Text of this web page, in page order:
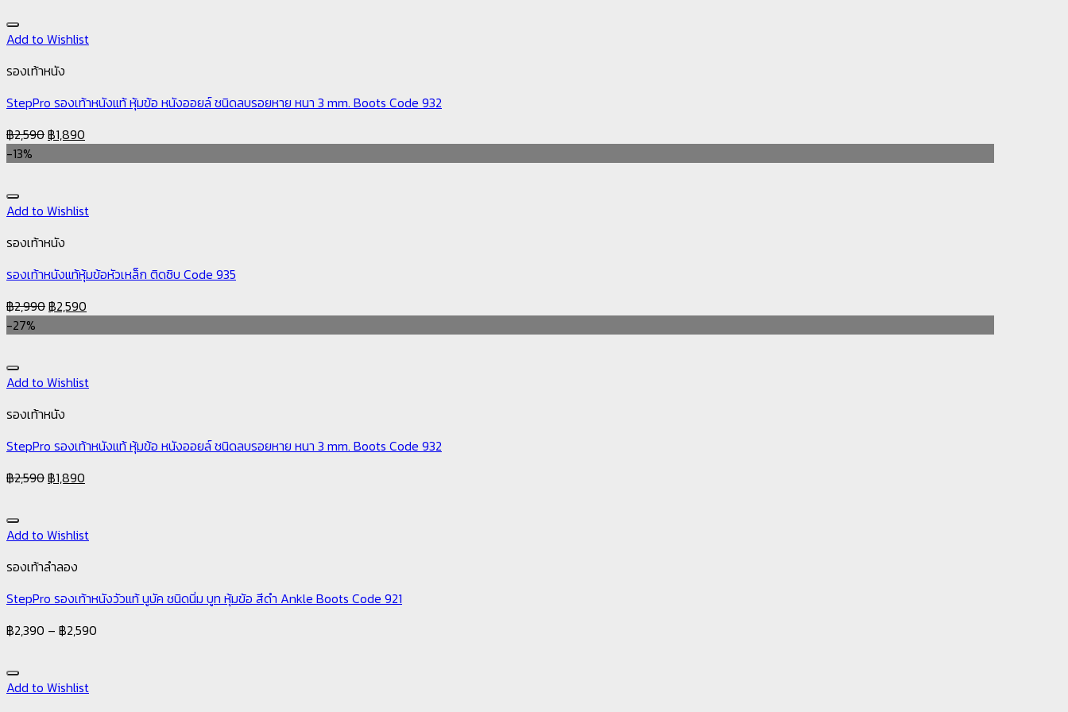
Add to Wishlist
รองเท้าหนัง
StepPro รองเท้าหนังแท้ หุ้มข้อ หนังออยล์ ชนิดลบรอยหาย หนา 3 mm. Boots Code 932
฿2,590฿1,890
-13%
Add to Wishlist
รองเท้าหนัง
รองเท้าหนังแท้หุ้มข้อหัวเหล็ก ติดซิบ Code 935
฿2,990฿2,590
-27%
Add to Wishlist
รองเท้าหนัง
StepPro รองเท้าหนังแท้ หุ้มข้อ หนังออยล์ ชนิดลบรอยหาย หนา 3 mm. Boots Code 932
฿2,590฿1,890
Add to Wishlist
รองเท้าลำลอง
StepPro รองเท้าหนังวัวแท้ นูบัค ชนิดนิ่ม บูท หุ้มข้อ สีดำ Ankle Boots Code 921
฿2,390 – ฿2,590
Add to Wishlist